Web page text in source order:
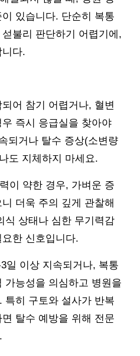
있습니다. 단순히 복통
불리 판단하기 어렵기에,
다.
어 참기 어렵거나, 혈변
즉시 응급실을 찾아야
되거나 탈수 증상(소변량
도 지체하지 마세요.
이 약한 경우, 가벼운 증
더욱 주의 깊게 관찰해
식 상태나 심한 무기력감
한 신호입니다.
일 이상 지속되거나, 복통
가능성을 의심하고 병원을
특히 구토와 설사가 반복
탈수 예방을 위해 전문